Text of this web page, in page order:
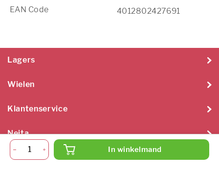
EAN Code 4012802427691
In winkelmand
Lagers
Wielen
Klantenservice
Neita
Neita Techniek B.V. 2026